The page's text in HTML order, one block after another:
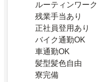
ルーティンワーク
残業手当あり
正社員登用あり
バイク通勤OK
車通勤OK
髪型髪色自由
寮完備